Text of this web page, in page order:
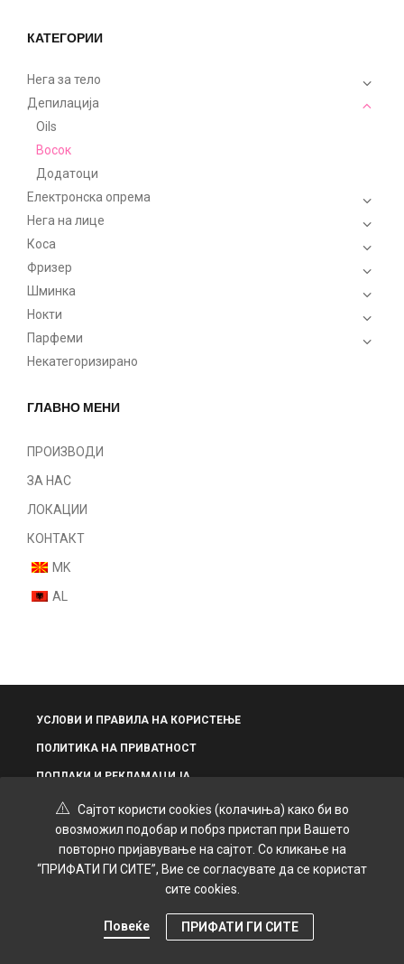
КАТЕГОРИИ
Нега за тело
Депилација
Oils
Восок
Додатоци
Електронска опрема
Нега на лице
Коса
Фризер
Шминка
Нокти
Парфеми
Некатегоризирано
ГЛАВНО МЕНИ
ПРОИЗВОДИ
ЗА НАС
ЛОКАЦИИ
КОНТАКТ
MK
AL
УСЛОВИ И ПРАВИЛА НА КОРИСТЕЊЕ
ПОЛИТИКА НА ПРИВАТНОСТ
ПОПЛАКИ И РЕКЛАМАЦИЈА
© 2025 Grand Kozmetik | Креирано и дизајнирано од
Сајтот користи cookies (колачиња) како би во
овозможил подобар и побрз пристап при Вашето
повторно пријавување на сајтот. Со кликање на
“ПРИФАТИ ГИ СИТЕ”, Вие се согласувате да се користат
сите cookies.
Повеќе ПРИФАТИ ГИ СИТЕ